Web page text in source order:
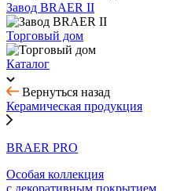
Завод BRAER II
Торговый дом
Каталог
Вернуться назад
Керамическая продукция
BRAER PRO
Особая коллекция
с декоративным покрытием